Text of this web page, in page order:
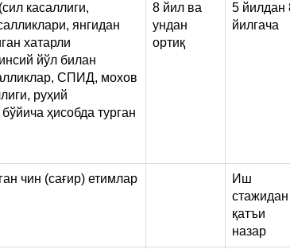
касаллиги,
янгидан
хатарли
йўл билан
СПИД, мохов
руҳий
ҳисобда турган
8 йил ва
ундан
ортиқ
5 йилдан
йилгача
чин (сағир) етимлар
Иш
стажидан
қатъи
назар